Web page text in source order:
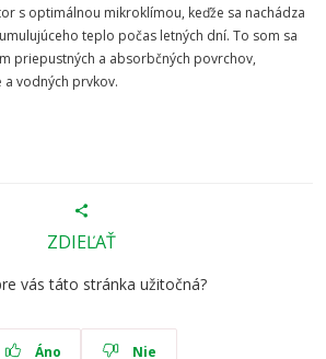
s optimálnou mikroklímou, keďže sa nachádza
teplo počas letných dní. To som sa
priepustných a absorbčných povrchov,
a vodných prvkov.
ZDIEĽAŤ
vás táto stránka užitočná?
Áno Nie